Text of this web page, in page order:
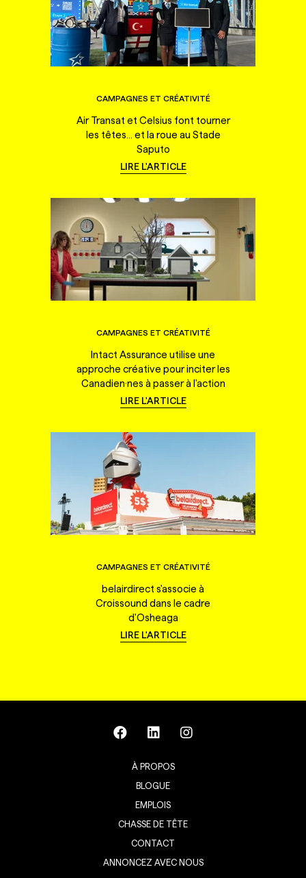
CAMPAGNES ET CRÉATIVITÉ
Air Transat et Celsius font tourner
les têtes... et la roue au Stade
Saputo
LIRE L'ARTICLE
CAMPAGNES ET CRÉATIVITÉ
Intact Assurance utilise une
approche créative pour inciter les
Canadien·nes à passer à l'action
LIRE L'ARTICLE
CAMPAGNES ET CRÉATIVITÉ
belairdirect s'associe à
Croissound dans le cadre
d'Osheaga
LIRE L'ARTICLE
À PROPOS
BLOGUE
EMPLOIS
CHASSE DE TÊTE
CONTACT
ANNONCEZ AVEC NOUS